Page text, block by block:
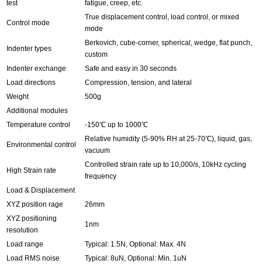
test fatigue, creep, etc.
Control mode
True displacement control, load control, or mixed
mode
Indenter types
Berkovich, cube-corner, spherical, wedge, flat punch,
custom
Indenter exchange
Safe and easy in 30 seconds
Load directions
Compression, tension, and lateral
Weight
500g
Additional modules
Temperature control
-150℃ up to 1000℃
Environmental control
Relative humidity (5-90% RH at 25-70℃), liquid, gas,
vacuum
High Strain rate
Controlled strain rate up to 10,000/s, 10kHz cycling
frequency
Load & Displacement
XYZ position rage
26mm
XYZ positioning
resolution
1nm
Load range
Typical: 1.5N, Optional: Max. 4N
Load RMS noise
Typical: 8uN, Optional: Min. 1uN